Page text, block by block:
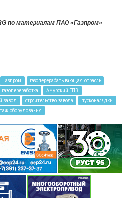
по материалам ПАО «Газпром»
Газпром
газоперерабатывающая отрасль
газопереработка
Амурский ГПЗ
завод
строительство завода
пусконаладки
оборудования